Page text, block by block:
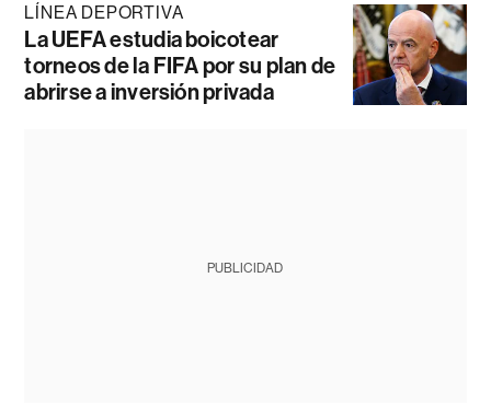
LÍNEA DEPORTIVA
La UEFA estudia boicotear
torneos de la FIFA por su plan de
abrirse a inversión privada
PUBLICIDAD